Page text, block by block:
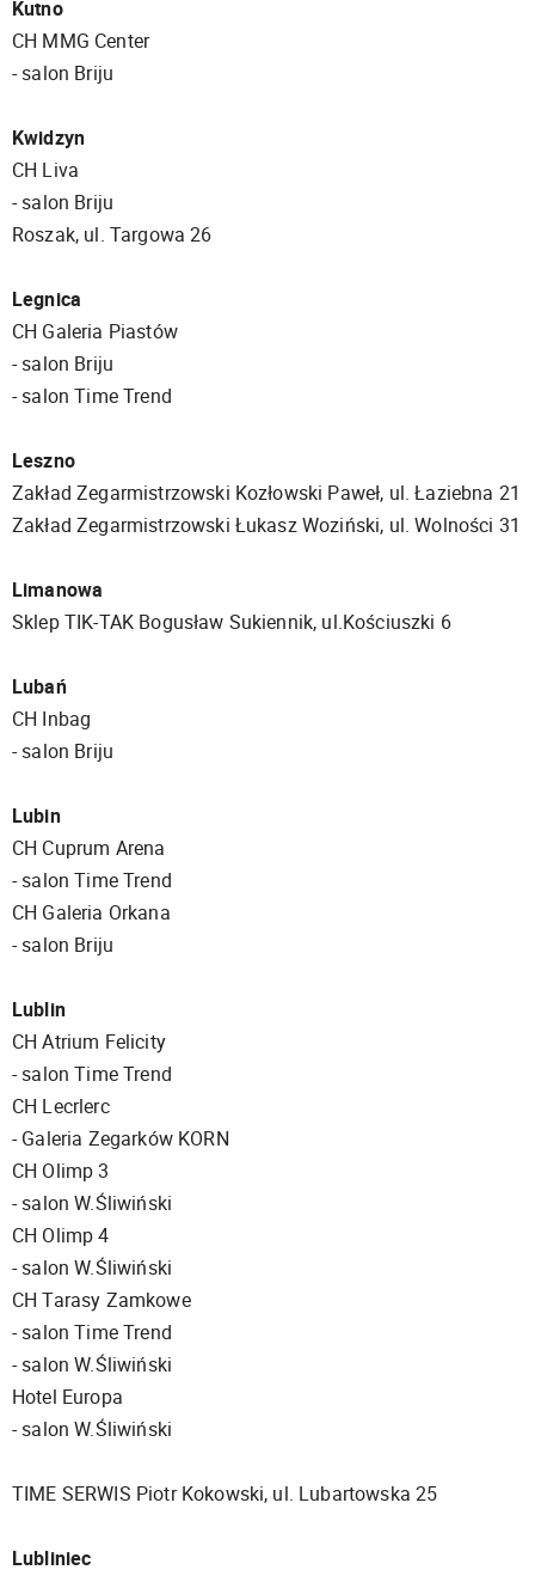
Kutno
CH MMG Center
​​​​​​​- salon Briju
Kwidzyn
CH Liva
​​​​​​​- salon Briju
Roszak, ul. Targowa 26
Legnica
CH Galeria Piastów
​​​​​​​- salon Briju
- salon Time Trend
Leszno
Zakład Zegarmistrzowski Kozłowski Paweł, ul. Łaziebna 21
Zakład Zegarmistrzowski Łukasz Woziński, ul. Wolności 31
Limanowa
Sklep TIK-TAK Bogusław Sukiennik, ul.Kościuszki 6
Lubań
CH Inbag
- salon Briju
Lubin
CH Cuprum Arena
- salon Time Trend
CH Galeria Orkana
​​​​​​​- salon Briju
Lublin
CH Atrium Felicity
- salon Time Trend
CH Lecrlerc
- Galeria Zegarków KORN
CH Olimp 3
- salon W.Śliwiński
CH Olimp 4
- salon W.Śliwiński
CH Tarasy Zamkowe
- salon Time Trend
- salon W.Śliwiński
Hotel Europa
- salon W.Śliwiński
TIME SERWIS Piotr Kokowski, ul. Lubartowska 25
Lubliniec